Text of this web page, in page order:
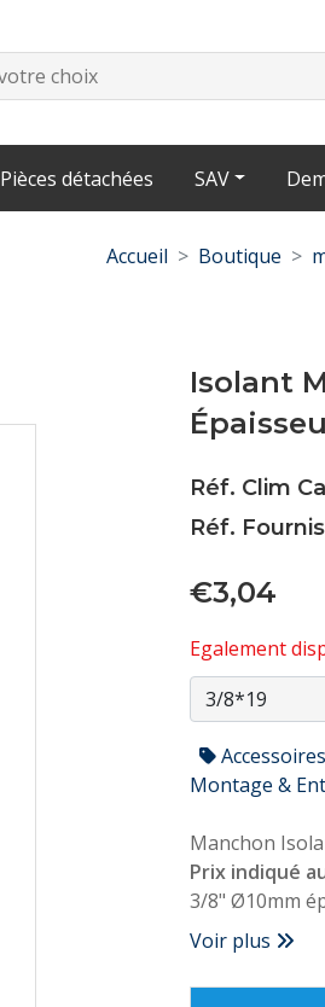
Pièces détachées SAV
Accueil Boutique
Isolant
Réf. Clim
Réf.
€3,04
Egalement
Accessoires
Montage &
Manchon
Prix indiqué
3/8" Ø10mm
Conforme NF
Voir plus